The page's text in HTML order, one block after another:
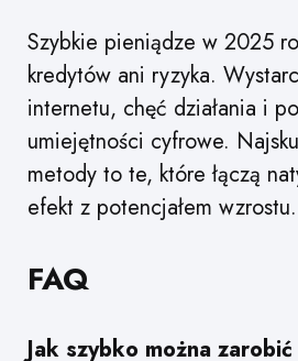
Szybkie pieniądze w 2025
kredytów ani ryzyka.
internetu, chęć działania i
umiejętności cyfrowe.
metody to te, które łączą
efekt z potencjałem wzrostu.
FAQ
Jak szybko można